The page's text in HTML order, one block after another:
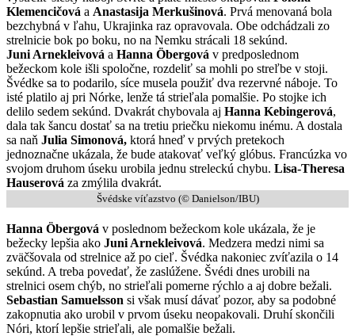
Klemencičová a Anastasija Merkušinová. Prvá menovaná bola
bezchybná v ľahu, Ukrajinka raz opravovala. Obe odchádzali zo
strelnicie bok po boku, no na Nemku strácali 18 sekúnd.
Juni Arnekleivová a Hanna Öbergová v predposlednom
bežeckom kole išli spoločne, rozdeliť sa mohli po streľbe v stoji.
Švédke sa to podarilo, síce musela použiť dva rezervné náboje. To
isté platilo aj pri Nórke, lenže tá strieľala pomalšie. Po stojke ich
delilo sedem sekúnd. Dvakrát chybovala aj Hanna Kebingerová,
dala tak šancu dostať sa na tretiu priečku niekomu inému. A dostala
sa naň Julia Simonová, ktorá hneď v prvých pretekoch
jednoznačne ukázala, že bude atakovať veľký glóbus. Francúzka vo
svojom druhom úseku urobila jednu streleckú chybu. Lisa-Theresa
Hauserová za zmýlila dvakrát.
Švédske víťazstvo (© Danielson/IBU)
Hanna Öbergová v poslednom bežeckom kole ukázala, že je
bežecky lepšia ako Juni Arnekleivová. Medzera medzi nimi sa
zväčšovala od strelnice až po cieľ. Švédka nakoniec zvíťazila o 14
sekúnd. A treba povedať, že zaslúžene. Švédi dnes urobili na
strelnici osem chýb, no strieľali pomerne rýchlo a aj dobre bežali.
Sebastian Samuelsson si však musí dávať pozor, aby sa podobné
zakopnutia ako urobil v prvom úseku neopakovali. Druhí skončili
Nóri, ktorí lepšie strieľali, ale pomalšie bežali.